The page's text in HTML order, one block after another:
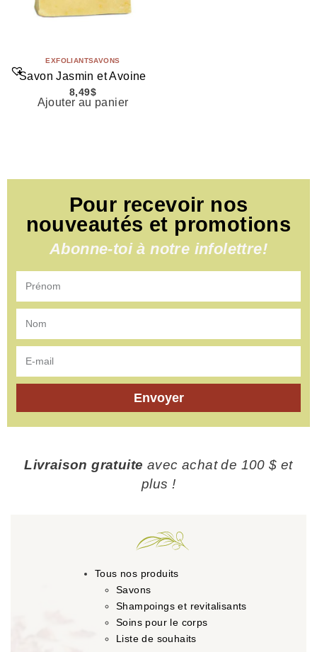
EXFOLIANTSAVONS
Savon Jasmin et Avoine
8,49$
Ajouter au panier
Pour recevoir nos
nouveautés et promotions
Abonne-toi à notre infolettre!
Envoyer
Livraison gratuite avec achat de 100 $ et
plus !
Tous nos produits
Savons
Shampoings et revitalisants
Soins pour le corps
Liste de souhaits